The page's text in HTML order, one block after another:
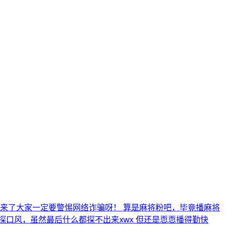
了大家一定要警惕网络诈骗呀！ 算是麻将粉吧，毕竟播麻将
风，虽然最后什么都探不出来xwx 但还是恧恧播得勤快